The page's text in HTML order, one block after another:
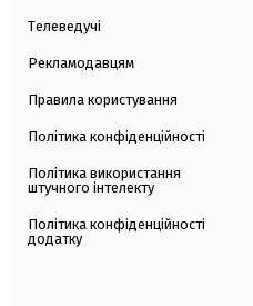
Телеведучі
Рекламодавцям
Правила користування
Політика конфіденційності
Політика використання
штучного інтелекту
Політика конфіденційності
додатку